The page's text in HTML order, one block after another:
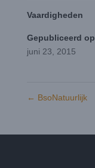
Vaardigheden
Gepubliceerd op
juni 23, 2015
← BsoNatuurlijk